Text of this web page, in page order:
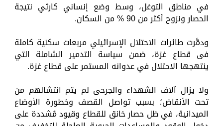
في مناطق التوغل، وسط وضع إنساني كارثي نتيجة
الحصار ونزوح أكثر من 90 % من السكان.
ودمَّرت طائرات الاحتلال الإسرائيلي مربعات سكنية كاملة
فى قطاع غزة، ضمن سياسة التدمير الشاملة التي
ينتهجها الاحتلال في عدوانه المستمر على قطاع غزة.
ولا يزال آلاف الشهداء والجرحى لم يتم انتشالهم من
تحت الأنقاض؛ بسبب تواصل القصف وخطورة الأوضاع
الميدانية، في ظل حصار خانق للقطاع وقيود مُشددة على